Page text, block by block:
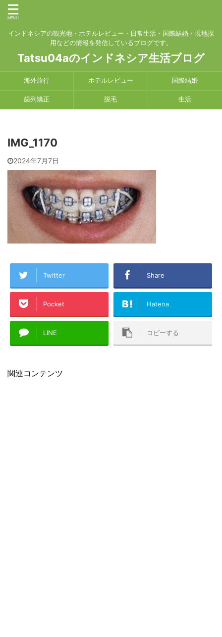
インドネシアの観光地・ホテルレビュー・日常生活・国際結婚・現地採
用などの情報を発信しているブログです。
Tatsu04aのインドネシア生活ブログ
海外旅行 ホテルレビュー 国際結婚
歯列矯正 脱毛 生活
IMG_1170
2024年7月7日
Twitter Share
Pocket Hatena
LINE コピーする
関連コンテンツ